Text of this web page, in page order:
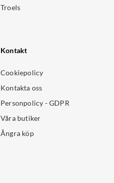
Troels
Kontakt
Cookiepolicy
Kontakta oss
Personpolicy - GDPR
Våra butiker
Ångra köp